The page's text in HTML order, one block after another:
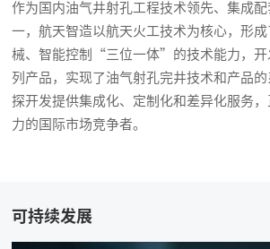
作为国内油气井射孔工程技术领先、集成
一，航天智造以航天火工技术为核心，形
械、智能控制“三位一体”的技术能力，开
列产品，实现了油气射孔完井技术和产品
探开发提供集成化、定制化和差异化服务
力的国际市场竞争者。
可持续发展